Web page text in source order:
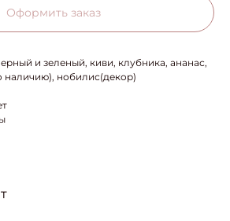
Оформить заказ
и зеленый, киви, клубника, ананас,
наличию), нобилис(декор)